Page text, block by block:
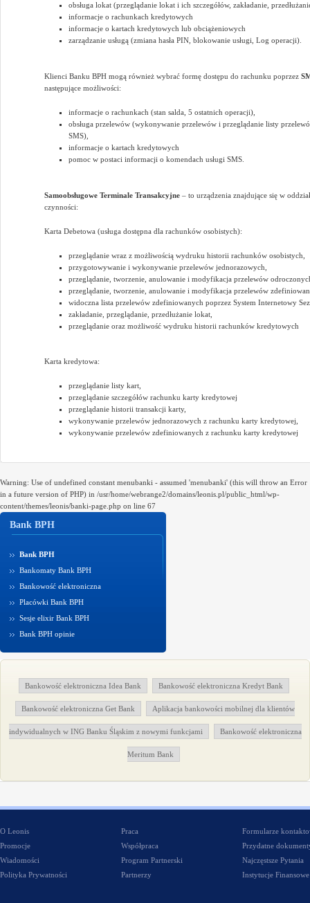
obsługa lokat (przeglądanie lokat i ich szczegółów, zakładanie,
informacje o rachunkach kredytowych
informacje o kartach kredytowych lub obciążeniowych
zarządzanie usługą (zmiana hasła PIN, blokowanie usługi, Log operacji).
Klienci Banku BPH mogą również wybrać formę dostępu do rachunku poprzez
następujące możliwości:
informacje o rachunkach (stan salda, 5 ostatnich operacji),
obsługa przelewów (wykonywanie przelewów i przeglądanie listy
SMS),
informacje o kartach kredytowych
pomoc w postaci informacji o komendach usługi SMS.
Samoobsługowe Terminale Transakcyjne – to urządzenia znajdujące się w
czynności:
Karta Debetowa (usługa dostępna dla rachunków osobistych):
przeglądanie wraz z możliwością wydruku historii rachunków osobistych,
przygotowywanie i wykonywanie przelewów jednorazowych,
przeglądanie, tworzenie, anulowanie i modyfikacja przelewów
przeglądanie, tworzenie, anulowanie i modyfikacja przelewów
widoczna lista przelewów zdefiniowanych poprzez System Internetowy
zakładanie, przeglądanie, przedłużanie lokat,
przeglądanie oraz możliwość wydruku historii rachunków kredytowych
Karta kredytowa:
przeglądanie listy kart,
przeglądanie szczegółów rachunku karty kredytowej
przeglądanie historii transakcji karty,
wykonywanie przelewów jednorazowych z rachunku karty kredytowej,
wykonywanie przelewów zdefiniowanych z rachunku karty kredytowej
Warning: Use of undefined constant menubanki - assumed 'menubanki' (this will throw an Error
in a future version of PHP) in /usr/home/webrange2/domains/leonis.pl/public_html/wp-
content/themes/leonis/banki-page.php on line 67
Bank BPH
Bank BPH
Bankomaty Bank BPH
Bankowość elektroniczna
Placówki Bank BPH
Sesje elixir Bank BPH
Bank BPH opinie
Bankowość elektroniczna Idea Bank Bankowość elektroniczna Kredyt Bank
Bankowość elektroniczna Get Bank Aplikacja bankowości mobilnej dla klientów
indywidualnych w ING Banku Śląskim z nowymi funkcjami Bankowość elektroniczna
Meritum Bank
O Leonis
Promocje
Wiadomości
Polityka Prywatności
Praca
Współpraca
Program Partnerski
Partnerzy
Formularze
Przydatne
Najczęstsze Pytania
Instytucje Finansowe